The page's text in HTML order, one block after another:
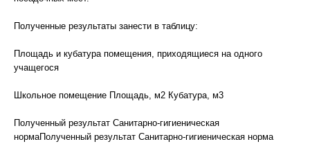
Полученные результаты занести в таблицу:
Площадь и кубатура помещения, приходящиеся на одного
учащегося
Школьное помещение Площадь, м2 Кубатура, м3
Полученный результат Санитарно-гигиеническая
нормаПолученный результат Санитарно-гигиеническая норма